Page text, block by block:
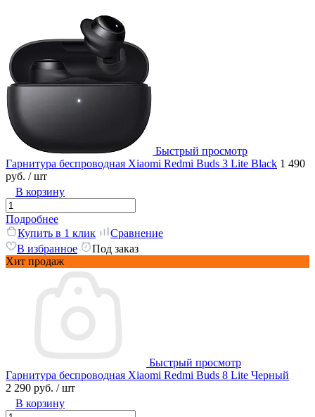
Быстрый просмотр
Гарнитура беспроводная Xiaomi Redmi Buds 3 Lite Black 1 490
руб. / шт
В корзину
Подробнее
Купить в 1 клик
Сравнение
В избранное
Под заказ
Хит продаж
Быстрый просмотр
Гарнитура беспроводная Xiaomi Redmi Buds 8 Lite Черный
2 290 руб. / шт
В корзину